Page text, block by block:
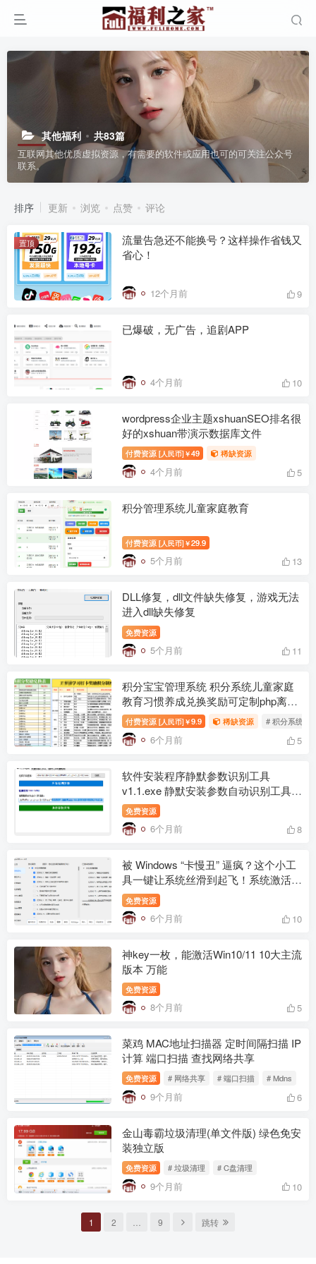
其他福利 共83篇
互联网其他优质虚拟资源，有需要的软件或应用也可的可关注公众号
联系。
排序 更新 浏览 点赞 评论
置顶
流量告急还不能换号？这样操作省钱又
省心！
12个月前 9
已爆破，无广告，追剧APP
4个月前 10
wordpress企业主题xshuanSEO排名很
好的xshuan带演示数据库文件
付费资源 [人民币]￥49 稀缺资源
4个月前 5
积分管理系统儿童家庭教育
付费资源 [人民币]￥29.9
5个月前 13
DLL修复，dll文件缺失修复，游戏无法
进入dll缺失修复
免费资源
5个月前 11
积分宝宝管理系统 积分系统儿童家庭
教育习惯养成兑换奖励可定制php离线
数据库手机
付费资源 [人民币]￥9.9 稀缺资源 # 积分系统
6个月前 5
软件安装程序静默参数识别工具
v1.1.exe 静默安装参数自动识别工具 –
独立版发布说明
免费资源
6个月前 8
被 Windows “卡慢丑” 逼疯？这个小工
具一键让系统丝滑到起飞！系统激活禁
用更新垃圾清理
免费资源
6个月前 10
神key一枚，能激活Win10/11 10大主流
版本 万能
免费资源
8个月前 5
菜鸡 MAC地址扫描器 定时间隔扫描 IP
计算 端口扫描 查找网络共享
免费资源 # 网络共享 # 端口扫描 # Mdns
9个月前 6
金山毒霸垃圾清理(单文件版) 绿色免安
装独立版
免费资源 # 垃圾清理 # C盘清理
9个月前 10
1 2 9 跳转